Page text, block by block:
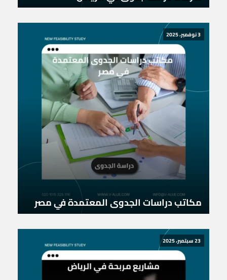
3 نوفمبر، 2025
مكاتب دراسات الجدوى المعتمدة في مصر
23 سبتمبر، 2025